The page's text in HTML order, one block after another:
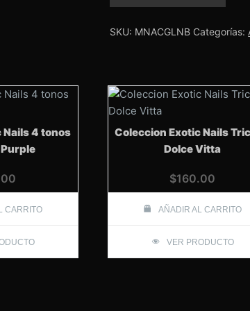
Nebulosa
1/2
SKU: MNACGLNB Categorías:
Nails 4 tonos
CARRITO
Coleccion Exotic Nails
Dolce Vitta
$160.00
AÑADIR AL CARRITO
VER PRODUCTO